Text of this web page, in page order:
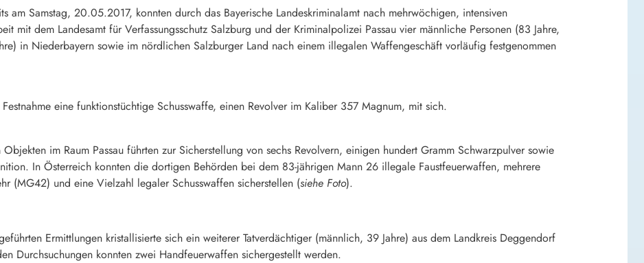
am Samstag, 20.05.2017, konnten durch das Bayerische Landeskriminalamt nach mehrwöchigen, intensiven
mit dem Landesamt für Verfassungsschutz Salzburg und der Kriminalpolizei Passau vier männliche Personen (83 Jahre,
in Niederbayern sowie im nördlichen Salzburger Land nach einem illegalen Waffengeschäft vorläufig festgenommen
eine funktionstüchtige Schusswaffe, einen Revolver im Kaliber 357 Magnum, mit sich.
im Raum Passau führten zur Sicherstellung von sechs Revolvern, einigen hundert Gramm Schwarzpulver sowie
In Österreich konnten die dortigen Behörden bei dem 83-jährigen Mann 26 illegale Faustfeuerwaffen, mehrere
(MG42) und eine Vielzahl legaler Schusswaffen sicherstellen (siehe Foto).
Ermittlungen kristallisierte sich ein weiterer Tatverdächtiger (männlich, 39 Jahre) aus dem Landkreis Deggendorf
Durchsuchungen konnten zwei Handfeuerwaffen sichergestellt werden.